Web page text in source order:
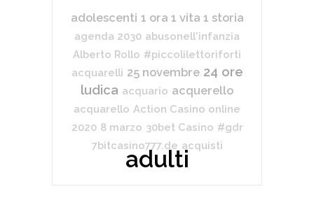
adolescenti 1 ora 1 vita 1 storia
agenda 2030 abusonell'infanzia
Alberto Rollo #piccolilettoriforti
acquarelli 25 novembre 24 ore
ludica acquario acquerello
acquarello Action Casino online
2020 8 marzo 30bet Casino #gdr
7bitcasino777.de acquisti
adulti